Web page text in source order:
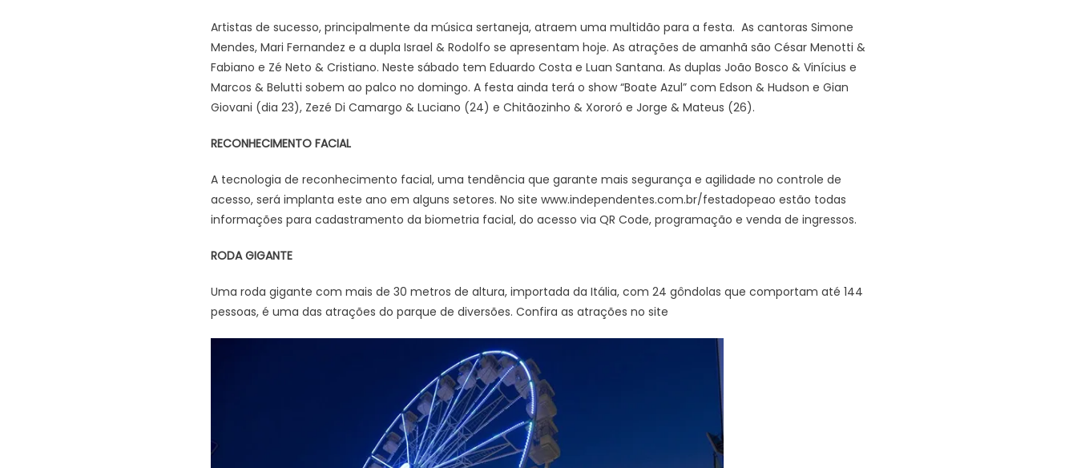
Artistas de sucesso, principalmente da música sertaneja, atraem uma multidão para a festa. As cantoras Simone
Mendes, Mari Fernandez e a dupla Israel & Rodolfo se apresentam hoje. As atrações de amanhã são César Menotti &
Fabiano e Zé Neto & Cristiano. Neste sábado tem Eduardo Costa e Luan Santana. As duplas João Bosco & Vinícius e
Marcos & Belutti sobem ao palco no domingo. A festa ainda terá o show “Boate Azul” com Edson & Hudson e Gian
Giovani (dia 23), Zezé Di Camargo & Luciano (24) e Chitãozinho & Xororó e Jorge & Mateus (26).
RECONHECIMENTO FACIAL
A tecnologia de reconhecimento facial, uma tendência que garante mais segurança e agilidade no controle de
acesso, será implanta este ano em alguns setores. No site www.independentes.com.br/festadopeao estão todas
informações para cadastramento da biometria facial, do acesso via QR Code, programação e venda de ingressos.
RODA GIGANTE
Uma roda gigante com mais de 30 metros de altura, importada da Itália, com 24 gôndolas que comportam até 144
pessoas, é uma das atrações do parque de diversões. Confira as atrações no site